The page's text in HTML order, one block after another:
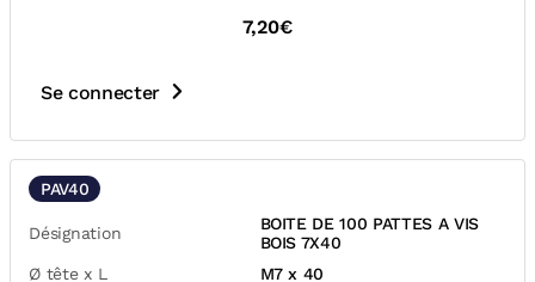
7,20€
Se connecter
PAV40
Désignation
BOITE DE 100 PATTES A VIS
BOIS 7X40
Ø tête x L
M7 x 40